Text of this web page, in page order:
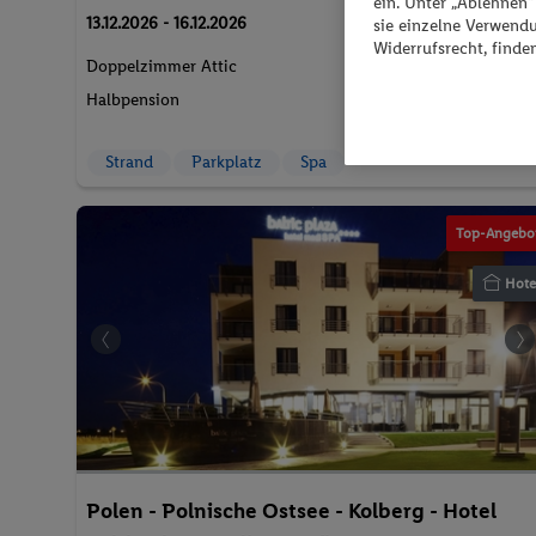
13.12.2026 - 16.12.2026
Doppelzimmer Attic
Halbpension
p.P. ab
169.-
Strand Parkplatz Spa
Top-
Polen - Polnische Ostsee - Kolberg - Hotel
sie einzelne
Widerrufsrecht,